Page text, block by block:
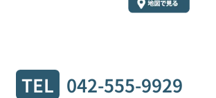
TEL 042-555-9929